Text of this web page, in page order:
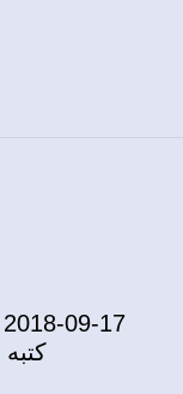
2018-09-17
AM
كتبهابو